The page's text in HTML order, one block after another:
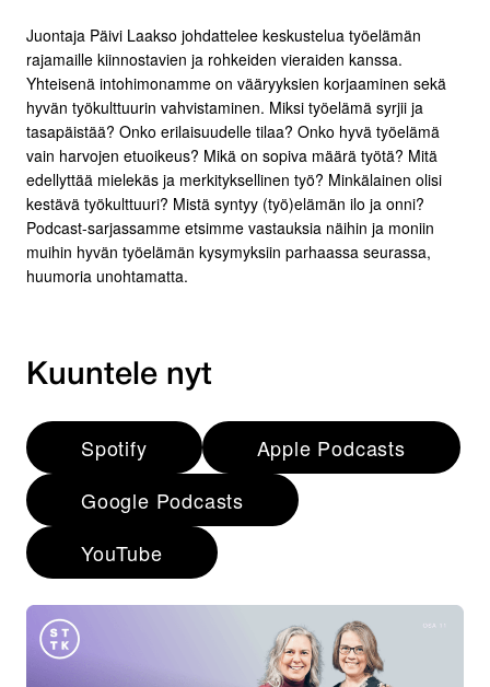
Juontaja Päivi Laakso johdattelee keskustelua työelämän
rajamaille kiinnostavien ja rohkeiden vieraiden kanssa.
Yhteisenä intohimonamme on vääryyksien korjaaminen sekä
hyvän työkulttuurin vahvistaminen. Miksi työelämä syrjii ja
tasapäistää? Onko erilaisuudelle tilaa? Onko hyvä työelämä
vain harvojen etuoikeus? Mikä on sopiva määrä työtä? Mitä
edellyttää mielekäs ja merkityksellinen työ? Minkälainen olisi
kestävä työkulttuuri? Mistä syntyy (työ)elämän ilo ja onni?
Podcast-sarjassamme etsimme vastauksia näihin ja moniin
muihin hyvän työelämän kysymyksiin parhaassa seurassa,
huumoria unohtamatta.
Kuuntele nyt
Spotify
Apple Podcasts
Google Podcasts
YouTube